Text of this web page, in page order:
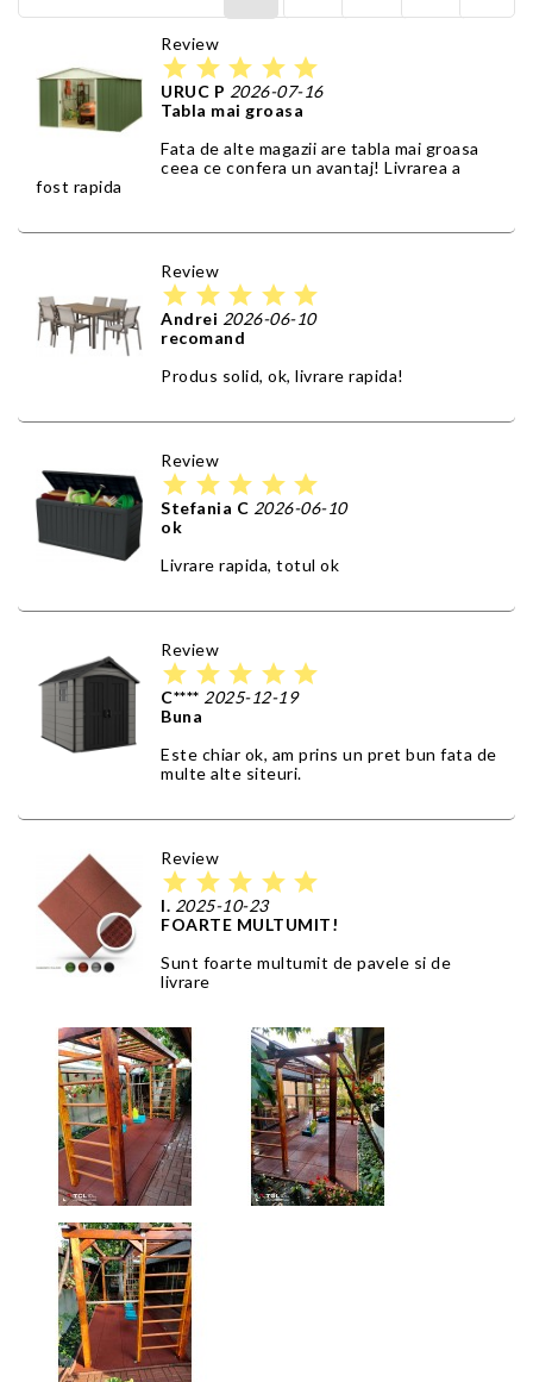
Review
star star star star star
URUC P 2026-07-16
Tabla mai groasa
Fata de alte magazii are tabla mai groasa
ceea ce confera un avantaj! Livrarea a
fost rapida
Review
star star star star star
Andrei 2026-06-10
recomand
Produs solid, ok, livrare rapida!
Review
star star star star star
Stefania C 2026-06-10
ok
Livrare rapida, totul ok
Review
star star star star star
C**** 2025-12-19
Buna
Este chiar ok, am prins un pret bun fata de
multe alte siteuri.
Review
star star star star star
I. 2025-10-23
FOARTE MULTUMIT!
Sunt foarte multumit de pavele si de
livrare